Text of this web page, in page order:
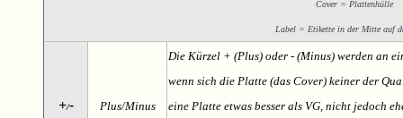
Cover = Plattenhülle
Label = Etikette in der Mitte auf
+/- Plus/Minus
Die Kürzel + (Plus) oder - (Minus) werden an
wenn sich die Platte (das Cover) keiner der
eine Platte etwas besser als VG, nicht jedoch